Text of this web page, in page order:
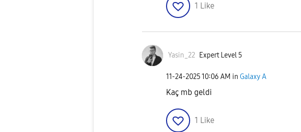
1 Like
Yasin_22 Expert Level 5
‎11-24-202510:06 AM in Galaxy A
Kaç mb geldi
1 Like